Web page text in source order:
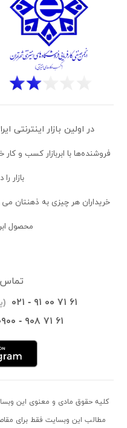
در اولین بازار اینترنتی
فروشنده‌ها با ابربازار کسب و
بازار
خریداران هر چیزی به ذهنتان می
محصول
تماس
۰۲۱ - ۹۱ ۰۰ ۷۱ ۶۱
۰۹۰۰ - ۹۰۸ ۷۱
کلیه حقوق مادی و معنوی این
مطالب این وبسایت فقط برای